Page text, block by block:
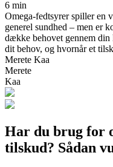
6 min
Omega-fedtsyrer spiller en
generel sundhed – men er
dække behovet gennem
dit behov, og hvornår et
Merete Kaa
Merete
Kaa
Har du brug for
tilskud? Sådan